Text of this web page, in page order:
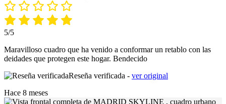
5/5
Maravilloso cuadro que ha venido a conformar un retablo con las
deidades que protegen este hogar. Bendecido
Reseña verificada - ver original
Hace 8 meses